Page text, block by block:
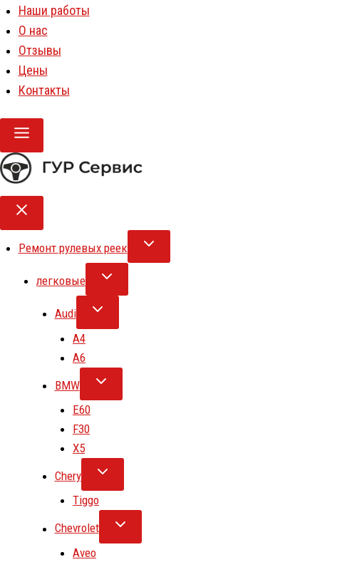
Наши работы
О нас
Отзывы
Цены
Контакты
Ремонт рулевых реек
легковые
Audi
A4
A6
BMW
E60
F30
X5
Chery
Tiggo
Chevrolet
Aveo